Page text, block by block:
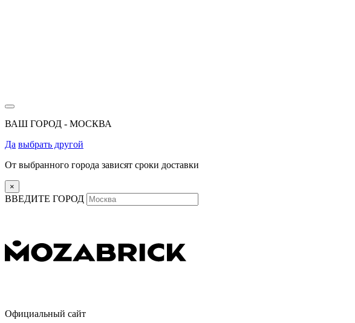
ВАШ ГОРОД - МОСКВА
Да выбрать другой
От выбранного города зависят сроки доставки
×
ВВЕДИТЕ ГОРОД
Официальный сайт